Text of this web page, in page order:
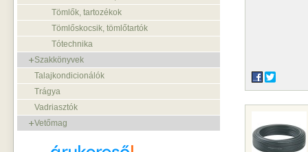
Tömlők, tartozékok
Tömlőskocsik, tömlőtartók
Tótechnika
Szakkönyvek
Talajkondicionálók
Trágya
Vadriasztók
Vetőmag